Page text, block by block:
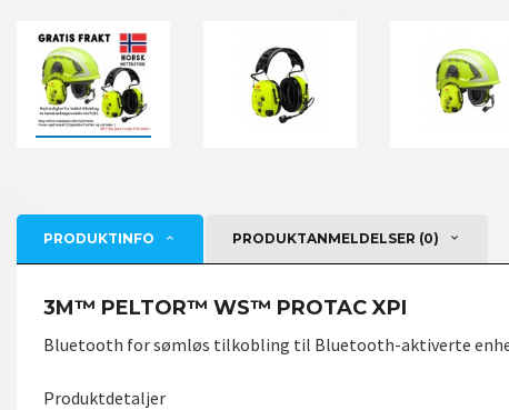
PRODUKTINFO PRODUKTANMELDELSER (0)
3M™ PELTOR™ WS™ PROTAC XPI
Bluetooth for sømløs tilkobling til Bluetooth-aktiverte
Produktdetaljer